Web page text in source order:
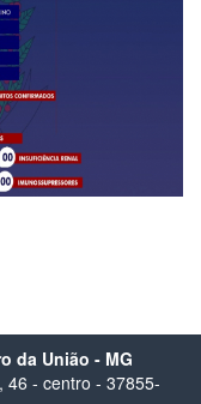
da União - MG
46 - centro - 37855-